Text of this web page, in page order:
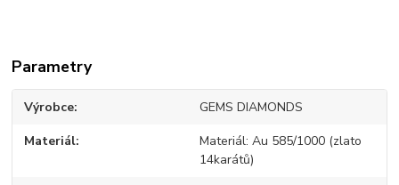
Parametry
Výrobce GEMS DIAMONDS
Materiál
Materiál: Au 585/1000 (zlato
14karátů)